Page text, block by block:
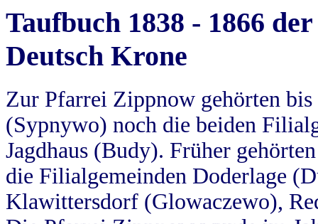
Taufbuch 1838 - 1866
Deutsch Krone
Zur Pfarrei Zippnow gehörten
(Sypnywo) noch die beiden
Jagdhaus (Budy). Früher
die Filialgemeinden Doderlage
Klawittersdorf (Glowaczewo),